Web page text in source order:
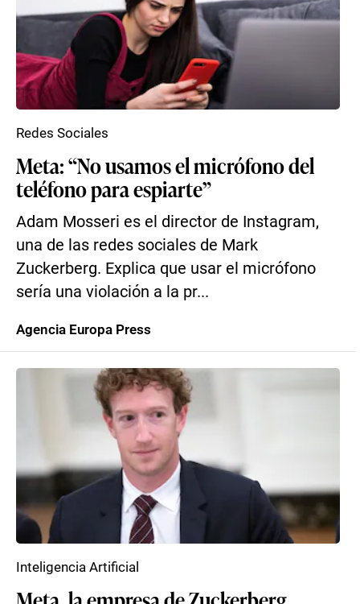
Meta: “No usamos el micrófono del
teléfono para espiarte”
Adam Mosseri es el director de Instagram,
una de las redes sociales de Mark
Zuckerberg. Explica que usar el micrófono
sería una violación a la pr...
Redes Sociales
Agencia Europa Press
Inteligencia Artificial